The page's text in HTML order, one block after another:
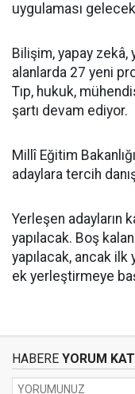
uygulaması
Bilişim, yapay
alanlarda 27 yeni
Tıp, hukuk,
şartı devam ediyor.
Millî Eğitim
adaylara tercih
Yerleşen adayların
yapılacak. Boş
yapılacak, ancak
ek yerleştirmeye
HABERE YORUM KAT